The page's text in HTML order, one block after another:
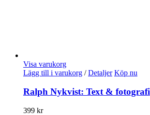
Visa varukorg
Lägg till i varukorg / Detaljer Köp nu
Ralph Nykvist: Text & fotografi
399 kr